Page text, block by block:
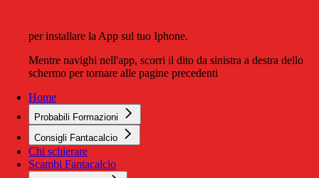
per installare la App sul tuo Iphone.
Mentre navighi nell'app, scorri il dito da sinistra a destra dello
schermo per tornare alle pagine precedenti
Home
Probabili Formazioni
Consigli Fantacalcio
Chi schierare
Scambi Fantacalcio